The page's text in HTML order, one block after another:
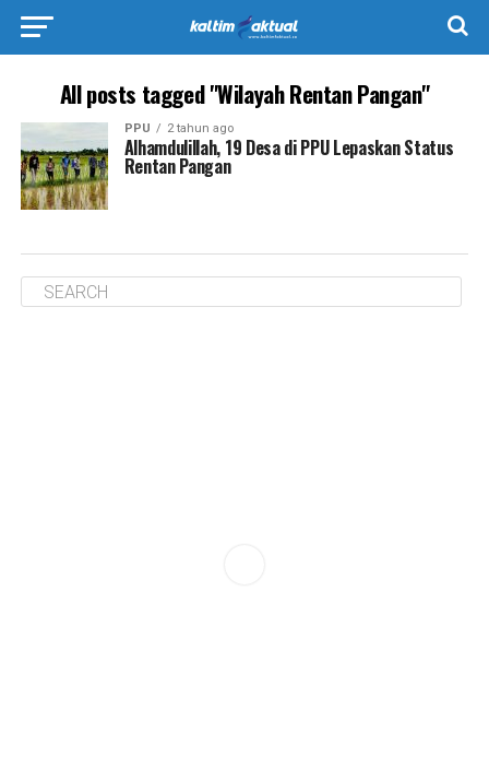
All posts tagged "Wilayah Rentan Pangan"
PPU 2 tahun ago
Alhamdulillah, 19 Desa di PPU Lepaskan Status
Rentan Pangan